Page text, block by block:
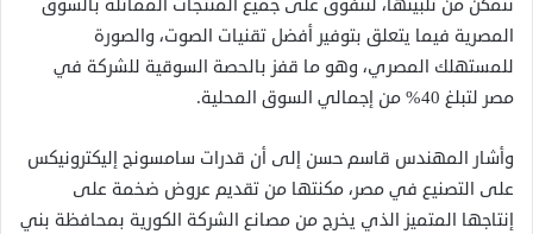
المصرية فيما يتعلق بتوفير أفضل تقنيات الصوت، والصورة
للمستهلك المصري، وهو ما قفز بالحصة السوقية للشركة في
مصر لتبلغ 40% من إجمالي السوق المحلية.
وأشار المهندس قاسم حسن إلى أن قدرات سامسونج إليكترونيكس
على التصنيع في مصر، مكنتها من تقديم عروض ضخمة على
إنتاجها المتميز الذي يخرج من مصانع الشركة الكورية بمحافظة بني